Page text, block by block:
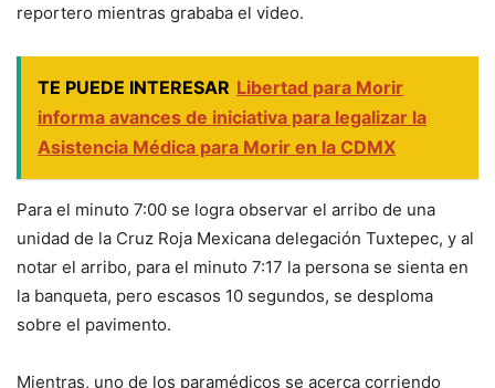
reportero mientras grababa el video.
TE PUEDE INTERESAR Libertad para Morir
informa avances de iniciativa para legalizar la
Asistencia Médica para Morir en la CDMX
Para el minuto 7:00 se logra observar el arribo de una
unidad de la Cruz Roja Mexicana delegación Tuxtepec, y al
notar el arribo, para el minuto 7:17 la persona se sienta en
la banqueta, pero escasos 10 segundos, se desploma
sobre el pavimento.
Mientras, uno de los paramédicos se acerca corriendo